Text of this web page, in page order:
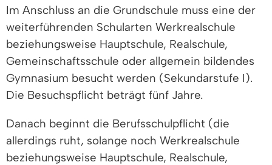
Im Anschluss an die Grundschule muss eine der
weiterführenden Schularten Werkrealschule
beziehungsweise Hauptschule, Realschule,
Gemeinschaftsschule oder allgemein bildendes
Gymnasium besucht werden (Sekundarstufe I).
Die Besuchspflicht beträgt fünf Jahre.
Danach beginnt die Berufsschulpflicht (die
allerdings ruht, solange noch Werkrealschule
beziehungsweise Hauptschule, Realschule,